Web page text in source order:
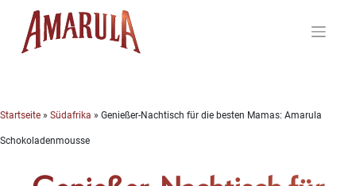
content
Startseite » Südafrika » Genießer-Nachtisch für die besten Mamas: Amarula
Schokoladenmousse